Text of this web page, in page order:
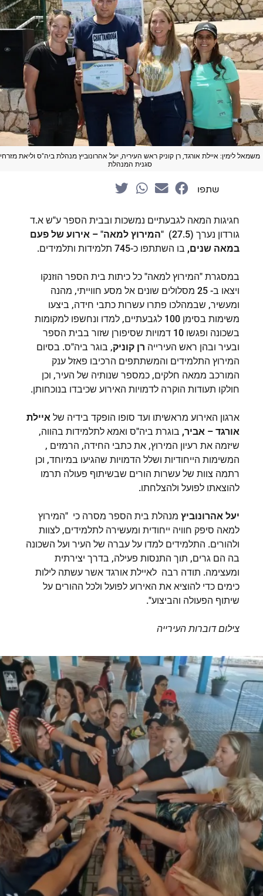
משמאל לימין: איילת אורגד, רן קוניק ראש העיריה, יעל אהרונוביץ מנהלת ביה"ס וליאת מזרחי
סגנית המנהלת
שתפו
חגיגות המאה לגבעתיים נמשכות ובבית הספר ע"ש א.ד
גורדון נערך (27.5) "
המירוץ למאה" – אירוע של פעם
במאה שנים, בו השתתפו כ-745 תלמידות ותלמידים.
במסגרת "המירוץ למאה" כל כיתות בית הספר הוזנקו
ויצאו ב- 25 מסלולים שונים אל מסע חווייתי, מהנה
ומעשיר, שבמהלכו פתרו עשרות כתבי חידה, ביצעו
משימות בסימן 100 לגבעתיים, למדו ונחשפו למקומות
בשכונה ופגשו 10 דמויות שסיפורן שזור בבית הספר
ובעיר ובהן ראש העירייה רן קוניק, בוגר ביה"ס. בסיום
המירוץ התלמידים והמשתתפים הרכיבו פאזל ענק
המורכב ממאה חלקים, כמספר שנותיה של העיר, וכן
חולקו תעודות הוקרה לדמויות האירוע שכיבדו בנוכחותן.
ארגון האירוע מראשיתו ועד סופו הופקד בידיה של איילת
אורגד – אביר, בוגרת ביה"ס ואמא לתלמידות בהווה,
שיזמה את רעיון המירוץ, את כתבי החידה, הרמזים ,
המשימות הייחודיות ושלל הדמויות שהגיעו במיוחד, וכן
רתמה צוות של עשרות הורים שבשיתוף פעולה תרמו
להוצאתו לפועל ולהצלחתו.
יעל אהרונוביץ מנהלת בית הספר מסרה כי "המירוץ
למאה סיפק חוויה ייחודית ומעשירה לתלמידים, לצוות
ולהורים. התלמידים למדו על עברה של העיר ועל השכונה
בה הם גרים, תוך התנסות פעילה, בדרך יצירתית
ומעצימה. תודה רבה לאיילת אורגד אשר עשתה לילות
כימים כדי להוציא את האירוע לפועל ולכל ההורים על
שיתוף הפעולה והביצוע".
צילום דוברות העירייה